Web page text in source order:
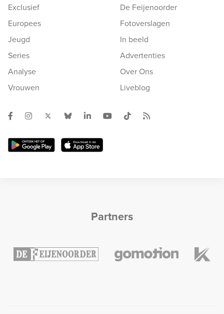
Exclusief
Europees
Jeugd
Series
Analyse
Vrouwen
De Feijenoorder
Fotoverslagen
In beeld
Advertenties
Over Ons
Liveblog
Partners